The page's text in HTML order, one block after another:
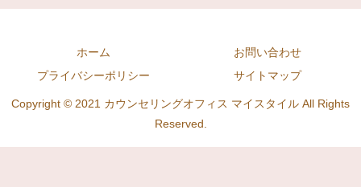
ホーム
お問い合わせ
プライバシーポリシー
サイトマップ
Copyright © 2021 カウンセリングオフィス マイスタイル All Rights
Reserved.